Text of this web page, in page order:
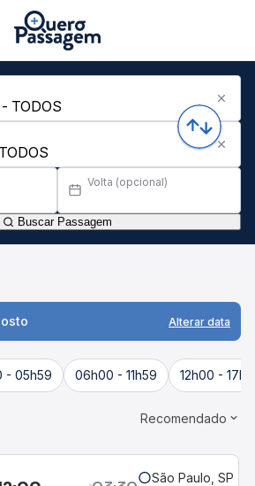
Volta (opcional)
Buscar Passagem
Alterar data
- 05h59 06h00 - 11h59 12h00 -
Recomendado
São Paulo, SP -